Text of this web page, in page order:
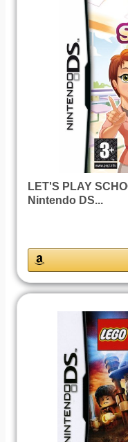
LET'S PLAY
Nintendo DS...